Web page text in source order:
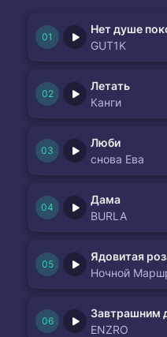
Нет душе
GUT1K
Летать
Канги
Люби
снова Ева
Дама
BURLA
Ядовитая
Ночной
Завтрашним
ENZRO